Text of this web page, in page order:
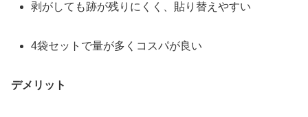
剥がしても跡が残りにくく、貼り替えやすい
4袋セットで量が多くコスパが良い
デメリット